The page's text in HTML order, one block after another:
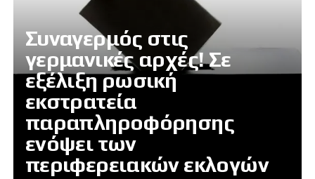
Συναγερμός στις
γερμανικές αρχές! Σε
εξέλιξη ρωσική
εκστρατεία
παραπληροφόρησης
ενόψει των
περιφερειακών εκλογών